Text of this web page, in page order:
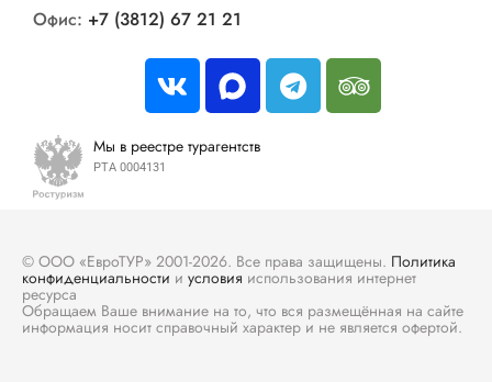
Офис: +7 (3812) 67 21 21
Мы в реестре турагентств
РТА 0004131
© ООО «ЕвроТУР» 2001-2026. Все права защищены. Политика
конфиденциальности и условия использования интернет
ресурса
Обращаем Ваше внимание на то, что вся размещённая на сайте
информация носит справочный характер и не является офертой.